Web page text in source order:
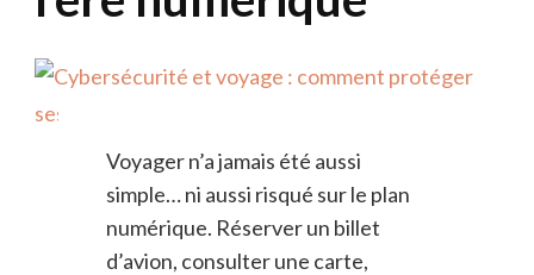
Voyager n’a jamais été aussi
simple… ni aussi risqué sur le plan
numérique. Réserver un billet
d’avion, consulter une carte,